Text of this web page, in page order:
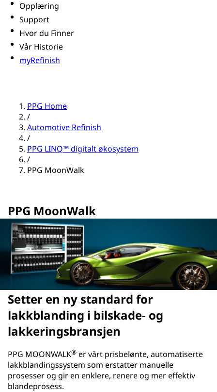
Opplæring
Support
Hvor du Finner
Vår Historie
myRefinish
PPG Home
/
Automotive Refinish
/
PPG LINQ™ digitalt økosystem
/
PPG MoonWalk
PPG MoonWalk
Setter en ny standard for
lakkblanding i bilskade- og
lakkeringsbransjen
PPG MOONWALK® er vårt prisbelønte, automatiserte
lakkblandingssystem som erstatter manuelle
prosesser og gir en enklere, renere og mer effektiv
blandeprosess.